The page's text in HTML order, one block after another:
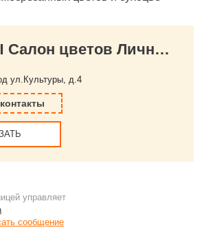
КОНТАКТЫ Салон цветов Личный флорист
ул.Культуры, д.4
управляет
сообщение